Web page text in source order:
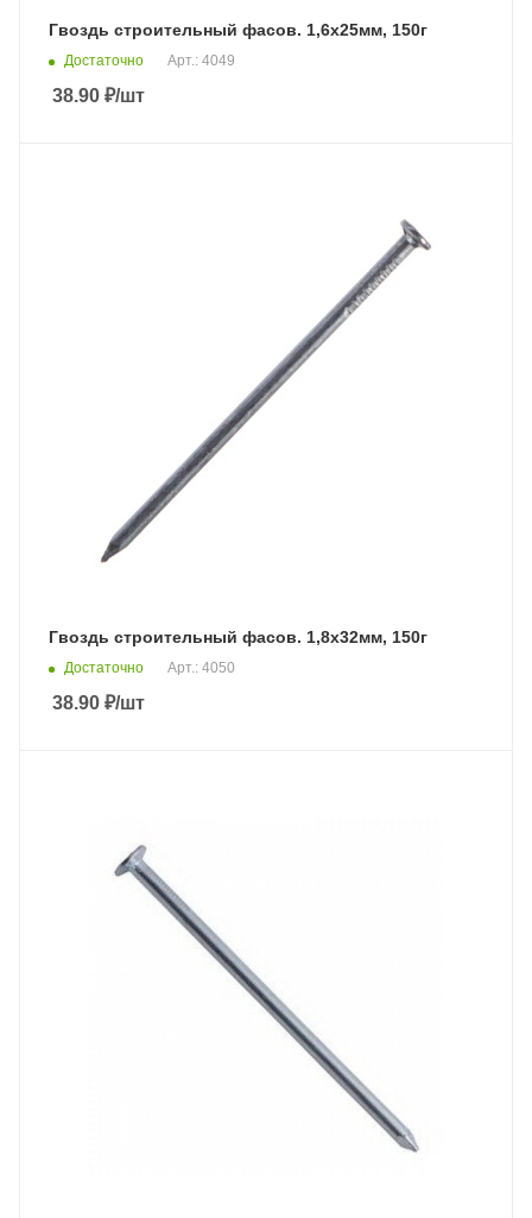
Гвоздь строительный фасов. 1,6х25мм, 150г
Достаточно Арт.: 4049
38.90 ₽/шт
Гвоздь строительный фасов. 1,8х32мм, 150г
Достаточно Арт.: 4050
38.90 ₽/шт